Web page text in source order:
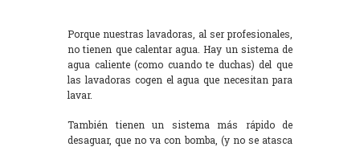
Porque nuestras lavadoras, al ser profesionales,
no tienen que calentar agua. Hay un sistema de
agua caliente (como cuando te duchas) del que
las lavadoras cogen el agua que necesitan para
lavar.
También tienen un sistema más rápido de
desaguar, que no va con bomba, (y no se atasca